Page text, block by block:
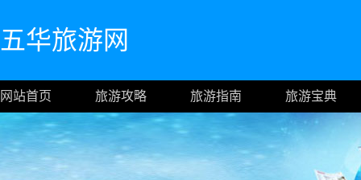
五华旅游网
网站首页 旅游攻略 旅游指南 旅游宝典